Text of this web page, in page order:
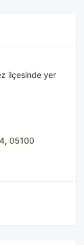
ilçesinde yer
05100